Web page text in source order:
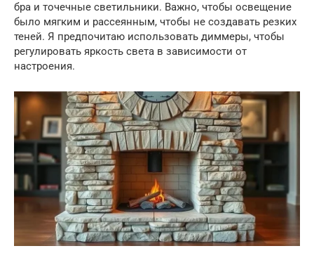
бра и точечные светильники. Важно, чтобы освещение
было мягким и рассеянным, чтобы не создавать резких
теней. Я предпочитаю использовать диммеры, чтобы
регулировать яркость света в зависимости от
настроения.